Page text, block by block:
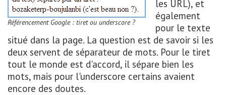
Référencement Google : tiret ou underscore ?
les URL), et
également
pour le texte
situé dans la page. La question est de savoir si les
deux servent de séparateur de mots. Pour le tiret
tout le monde est d'accord, il sépare bien les
mots, mais pour l'underscore certains avaient
encore des doutes.